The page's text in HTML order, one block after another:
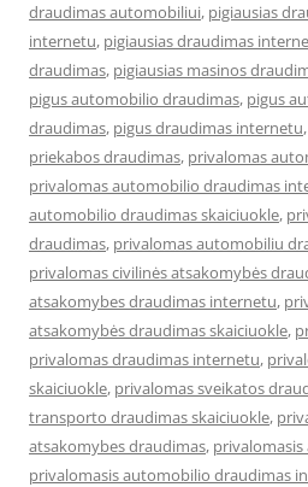
draudimas automobiliui, pigiausias
internetu, pigiausias draudimas
draudimas, pigiausias masinos
pigus automobilio draudimas, pigus
draudimas, pigus draudimas internetu,
priekabos draudimas, privalomas
privalomas automobilio draudimas
automobilio draudimas skaiciuokle,
draudimas, privalomas automobiliu
privalomas civilinės atsakomybės
atsakomybes draudimas internetu,
atsakomybės draudimas skaiciuokle,
privalomas draudimas internetu,
skaiciuokle, privalomas sveikatos
transporto draudimas skaiciuokle,
atsakomybes draudimas,
privalomasis automobilio draudimas